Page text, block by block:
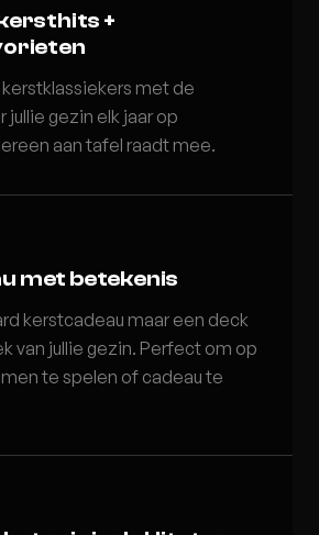
+
met de
jullie gezin elk jaar op
aan tafel raadt mee.
met betekenis
kerstcadeau maar een deck
van jullie gezin. Perfect om op
te spelen of cadeau te